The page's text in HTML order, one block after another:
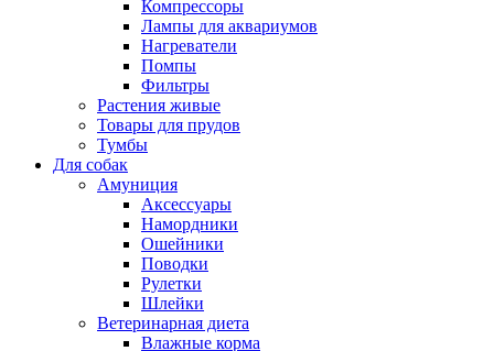
Компрессоры
Лампы для аквариумов
Нагреватели
Помпы
Фильтры
Растения живые
Товары для прудов
Тумбы
Для собак
Амуниция
Аксессуары
Намордники
Ошейники
Поводки
Рулетки
Шлейки
Ветеринарная диета
Влажные корма